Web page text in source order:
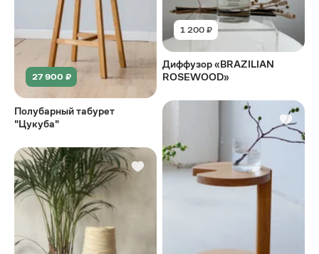
27 900 ₽
Полубарный табурет
"Цукуба"
1 200 ₽
Диффузор «BRAZILIAN
ROSEWOOD»